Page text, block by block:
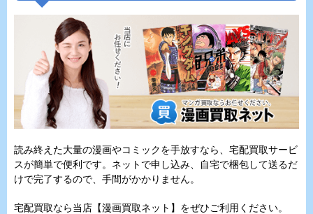
読み終えた大量の漫画やコミックを手放すなら、宅配買取サービ
スが簡単で便利です。ネットで申し込み、自宅で梱包して送るだ
けで完了するので、手間がかかりません。
宅配買取なら当店【漫画買取ネット】をぜひご利用ください。